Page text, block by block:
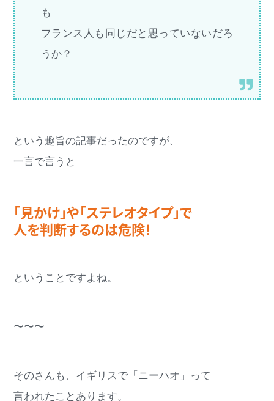
も
フランス人も同じだと思っていないだろ
うか？
という趣旨の記事だったのですが、
一言で言うと
「見かけ」や「ステレオタイプ」で
人を判断するのは危険！
ということですよね。
〜〜〜
そのさんも、イギリスで「ニーハオ」って
言われたことあります。